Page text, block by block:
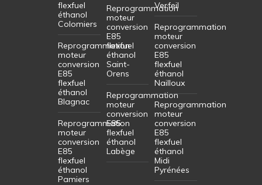
flexfuel
éthanol
Colomiers
Reprogrammation
moteur
conversion
E85
flexfuel
éthanol
Blagnac
Reprogrammation
moteur
conversion
E85
flexfuel
éthanol
Pamiers
Reprogrammation
moteur
conversion
E85
flexfuel
éthanol
Saint-
Orens
Reprogrammation
moteur
conversion
E85
flexfuel
éthanol
Labège
Verfeil
Reprogrammation
moteur
conversion
E85
flexfuel
éthanol
Nailloux
Reprogrammation
moteur
conversion
E85
flexfuel
éthanol
Midi
Pyrénées